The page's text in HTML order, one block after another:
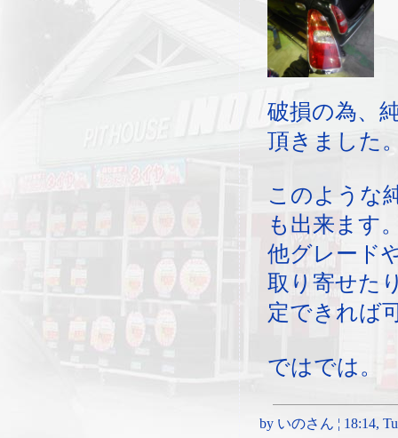
破損の為、
頂きました
このような
も出来ます
他グレード
取り寄せた
定できれば
ではでは。
by いのさん ¦ 18:14,